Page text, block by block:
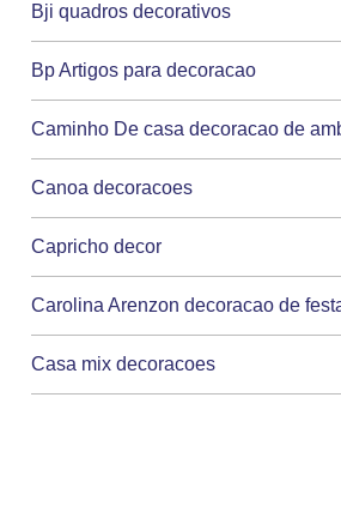
Bji quadros decorativos
Bp Artigos para decoracao
Caminho De casa decoracao de
Canoa decoracoes
Capricho decor
Carolina Arenzon decoracao de
Casa mix decoracoes